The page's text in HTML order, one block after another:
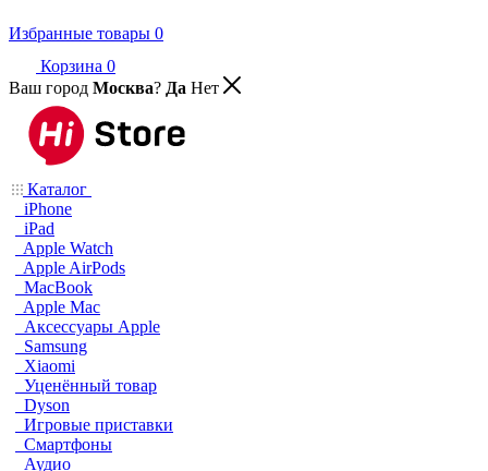
Избранные товары 0
Корзина 0
Ваш город Москва? Да Нет
Каталог
iPhone
iPad
Apple Watch
Apple AirPods
MacBook
Apple Mac
Аксессуары Apple
Samsung
Xiaomi
Уценённый товар
Dyson
Игровые приставки
Смартфоны
Аудио